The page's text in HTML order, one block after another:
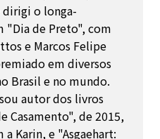
o longa-
"Dia de Preto", com
e Marcos Felipe
em diversos
Brasil e no mundo.
autor dos livros
Casamento", de 2015,
Karin, e "Asgaehart: